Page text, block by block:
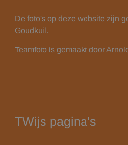
De foto's op deze website zijn
Goudkuil.
Teamfoto is gemaakt door
TWijs pagina's